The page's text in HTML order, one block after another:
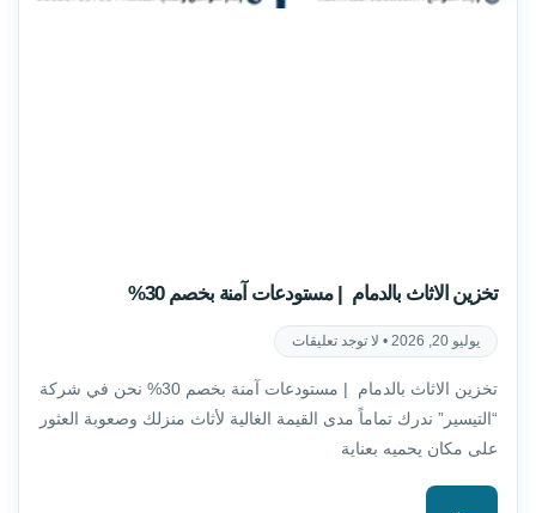
تخزين الاثاث بالدمام | مستودعات آمنة بخصم 30%
يوليو 20, 2026 لا توجد تعليقات
تخزين الاثاث بالدمام | مستودعات آمنة بخصم 30% نحن في شركة
“التيسير” ندرك تماماً مدى القيمة الغالية لأثاث منزلك وصعوبة العثور
على مكان يحميه بعناية